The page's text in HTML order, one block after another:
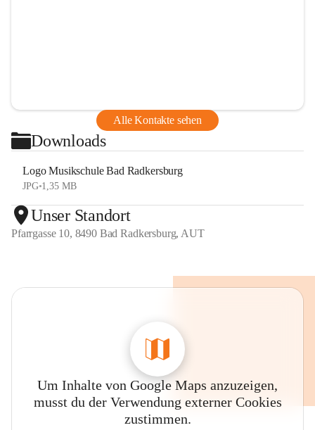
Alle Kontakte sehen
Downloads
Logo Musikschule Bad Radkersburg
JPG•1,35 MB
Unser Standort
Pfarrgasse 10, 8490 Bad Radkersburg, AUT
Um Inhalte von Google Maps anzuzeigen,
musst du der Verwendung externer Cookies
zustimmen.